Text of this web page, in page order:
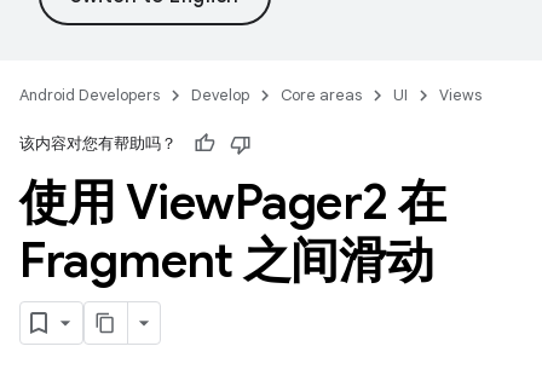
Android Developers Develop Core areas UI Views
该内容对您有帮助吗？
使用 ViewPager2 在
Fragment 之间滑动